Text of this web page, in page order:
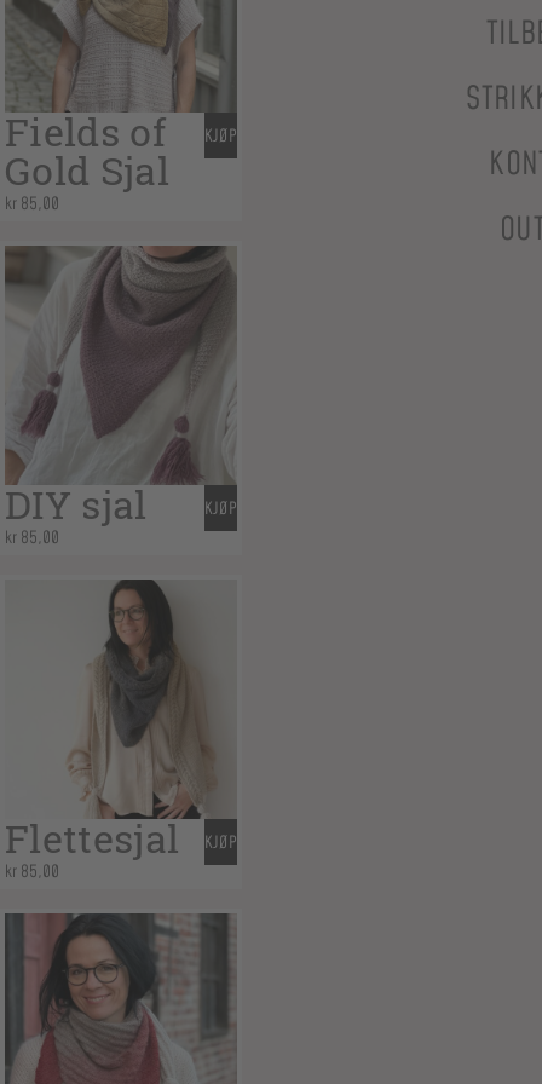
Fields of
Gold Sjal
kr 85,00
KJØP
DIY sjal
kr 85,00
KJØP
Flettesjal
kr 85,00
KJØP